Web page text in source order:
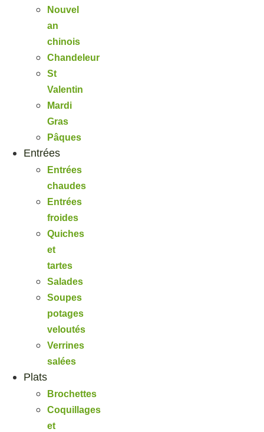
Nouvel
an
chinois
Chandeleur
St
Valentin
Mardi
Gras
Pâques
Entrées
Entrées
chaudes
Entrées
froides
Quiches
et
tartes
Salades
Soupes
potages
veloutés
Verrines
salées
Plats
Brochettes
Coquillages
et